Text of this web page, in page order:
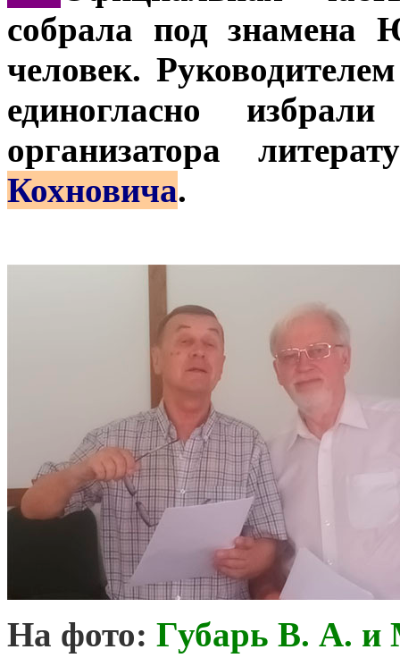
собрала под знамена
человек.
единогласно
организатора
Кохновича.
На фото: Губарь В. А. и